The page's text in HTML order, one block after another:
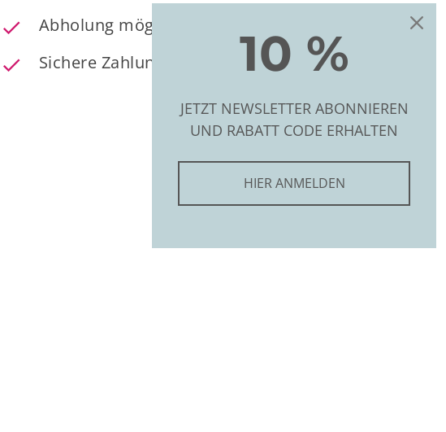
Abholung möglich
Sichere Zahlung
10 %
JETZT NEWSLETTER ABONNIEREN
UND RABATT CODE ERHALTEN
HIER ANMELDEN